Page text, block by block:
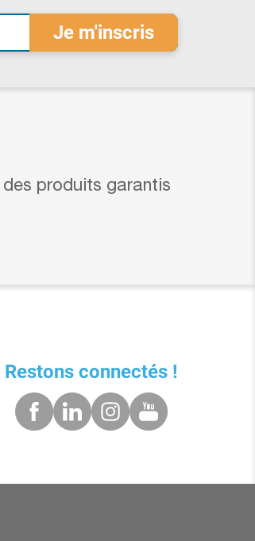
des produits garantis
Restons connectés !